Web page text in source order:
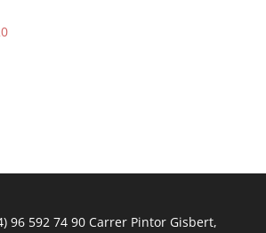
96 592 74 90 Carrer Pintor Gisbert,